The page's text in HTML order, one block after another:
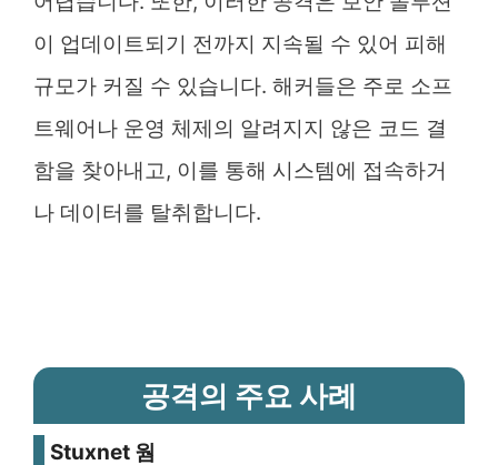
이 업데이트되기 전까지 지속될 수 있어 피해
규모가 커질 수 있습니다. 해커들은 주로 소프
트웨어나 운영 체제의 알려지지 않은 코드 결
함을 찾아내고, 이를 통해 시스템에 접속하거
나 데이터를 탈취합니다.
공격의 주요 사례
Stuxnet 웜